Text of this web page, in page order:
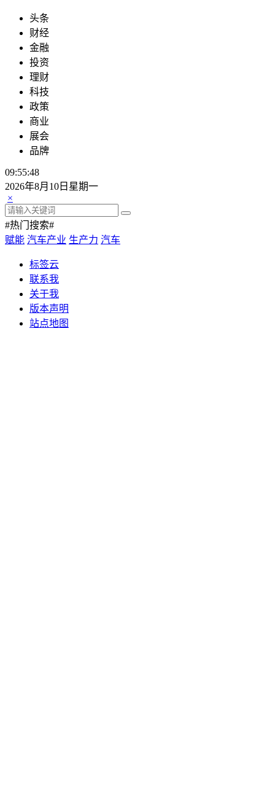
头条
财经
金融
投资
理财
科技
政策
商业
展会
品牌
09:55:50
2026年8月10日星期一
×
#热门搜索#
赋能 汽车产业 生产力 汽车
标签云
联系我
关于我
版本声明
站点地图